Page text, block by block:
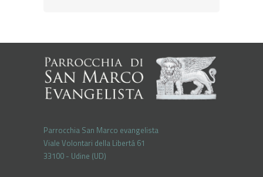
Parrocchia San Marco evangelista
Viale Volontari della Libertá 61
33100 - Udine (UD)